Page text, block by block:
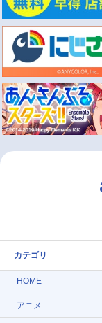
カテゴリ
HOME
アニメ